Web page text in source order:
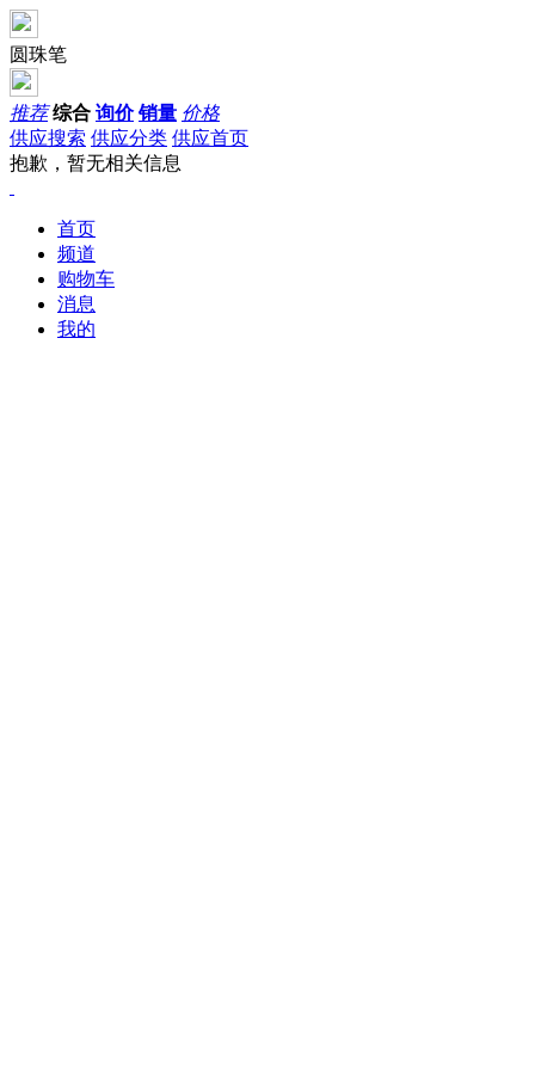
圆珠笔
推荐 综合 询价 销量 价格
供应搜索 供应分类 供应首页
抱歉，暂无相关信息
首页
频道
购物车
消息
我的